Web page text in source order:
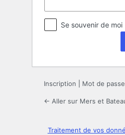
Se souvenir de moi
Inscription Mot de
← Aller sur Mers et
Traitement de vos